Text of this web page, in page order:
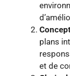
plans
et de